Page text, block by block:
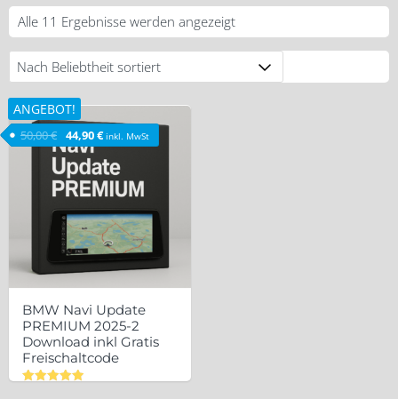
Alle 11 Ergebnisse werden angezeigtNach
Beliebtheit
sortiert
ANGEBOT!
BMW Navi Update
PREMIUM 2025-2
Download inkl Gratis
Freischaltcode
50,00€ Ursprünglicher Preis war: 50,00 €
44,90€Aktueller Preis ist: 44,90 €.
inkl. MwSt